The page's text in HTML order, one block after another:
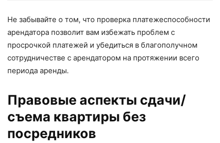
Не забывайте о том, что проверка платежеспособности
арендатора позволит вам избежать проблем с
просрочкой платежей и убедиться в благополучном
сотрудничестве с арендатором на протяжении всего
периода аренды.
Правовые аспекты сдачи/
съема квартиры без
посредников